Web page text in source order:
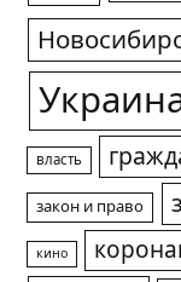
власть
закон и право
кино